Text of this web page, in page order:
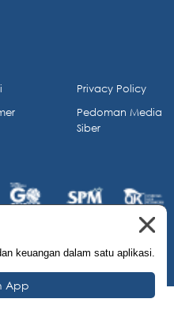
Privacy Policy
Pedoman Media
Siber
Rights Reserved.
keuangan dalam satu aplikasi.
App